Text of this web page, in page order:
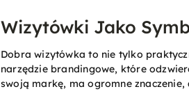
Wizytówki Jako
Dobra wizytówka to nie tylko
narzędzie brandingowe, które
swoją markę, ma ogromne